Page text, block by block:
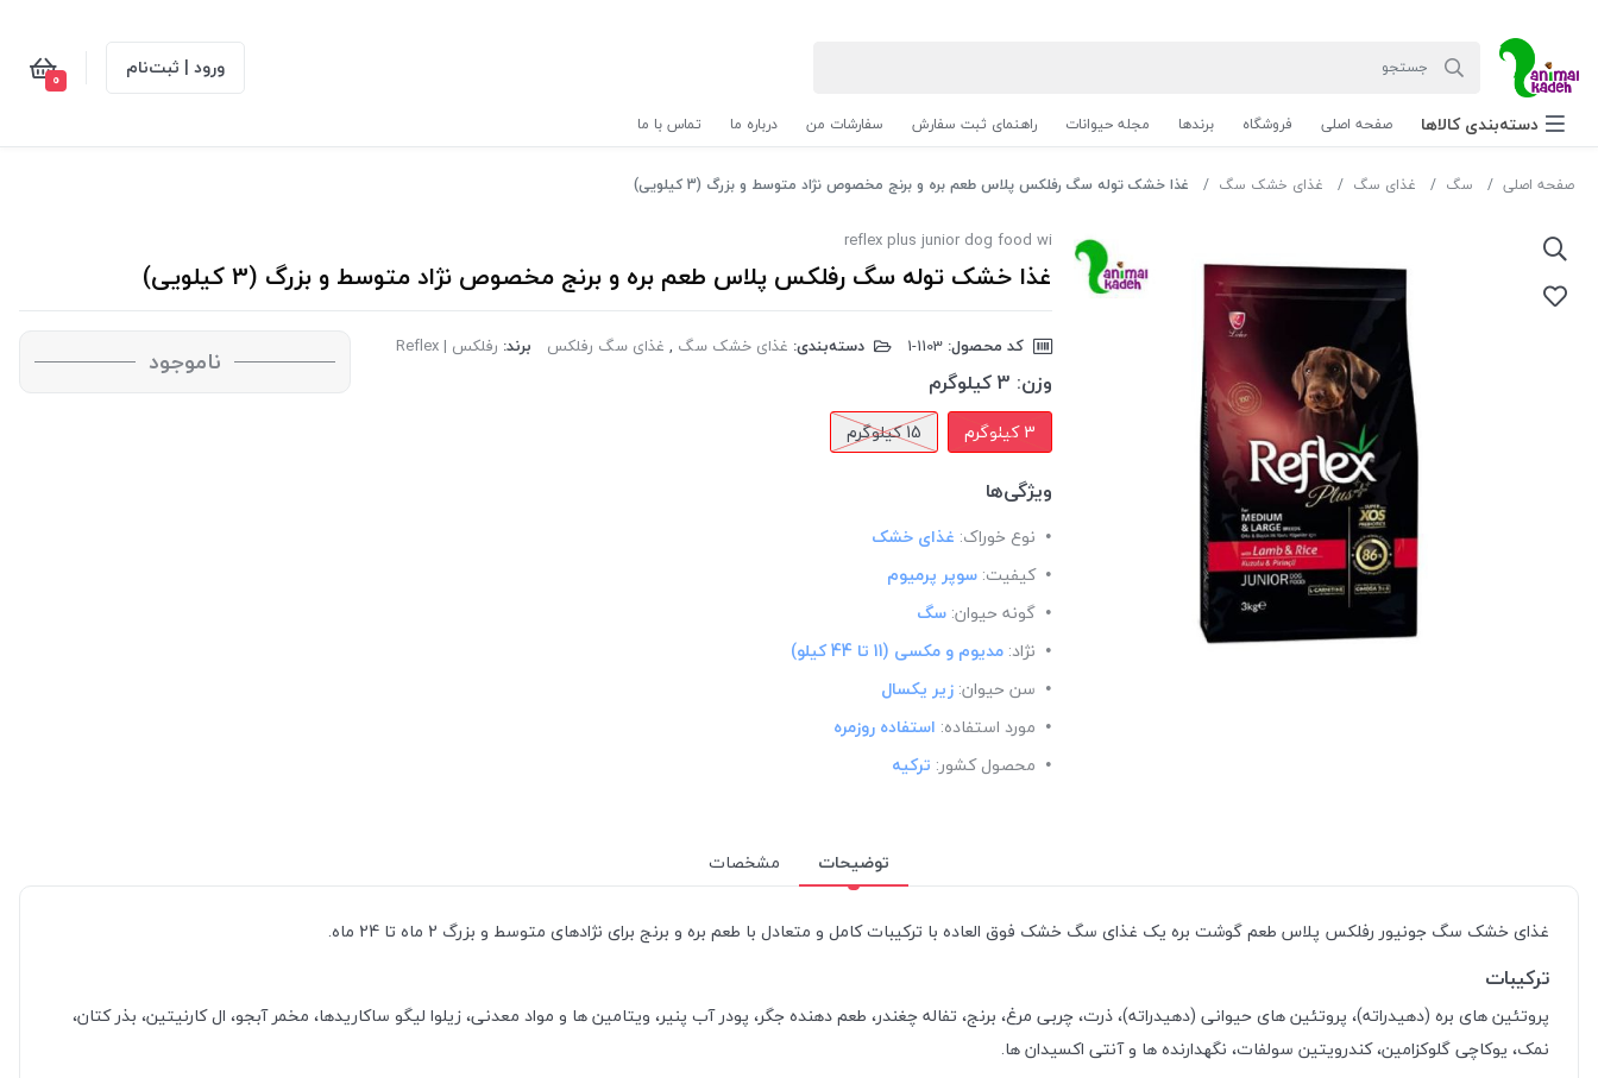
ورود | ثبت‌نام 0
دسته‌بندی‌ کالاها صفحه اصلی فروشگاه برندها مجله حیوانات راهنمای ثبت سفارش سفارشات من درباره ما تماس با ما
صفحه اصلی سگ غذای سگ غذای خشک سگ غذا خشک توله سگ رفلکس پلاس طعم بره و برنج مخصوص نژاد متوسط و بزرگ (3 کیلویی)
reflex plus junior dog food wi
غذا خشک توله سگ رفلکس پلاس طعم بره و برنج مخصوص نژاد متوسط و بزرگ (3 کیلویی)
کد محصول: دسته‌بندی: غذای خشک سگ , غذای سگ رفلکس برند: رفلکس | Reflex
وزن: 3 کیلوگرم
3 کیلوگرم 15 کیلوگرم
ویژگی‌ها
نوع خوراک: غذای خشک
کیفیت: سوپر پرمیوم
گونه حیوان: سگ
نژاد: مدیوم و مکسی (11 تا 44 کیلو)
سن حیوان: زیر یکسال
مورد استفاده: استفاده روزمره
محصول کشور: ترکیه
ناموجود
توضیحات مشخصات
غذای خشک سگ جونیور رفلکس پلاس طعم گوشت بره یک غذای سگ خشک فوق العاده با ترکیبات کامل و متعادل با طعم بره و برنج برای نژادهای متوسط ​​و بزرگ 2 ماه تا 24 ماه.
ترکیبات
پروتئین‌ های بره (دهیدراته)، پروتئین‌ های حیوانی (دهیدراته)، ذرت، چربی مرغ، برنج، تفاله چغندر، طعم دهنده جگر، پودر آب پنیر، ویتامین‌ ها و مواد معدنی، زیلوا لیگو ساکاریدها، مخمر آبجو، ال‌ کارنیتین، بذر کتان،
نمک، یوکاچی گلوکزامین، کندرویتین سولفات، نگهدارنده ها و آنتی اکسیدان ها.